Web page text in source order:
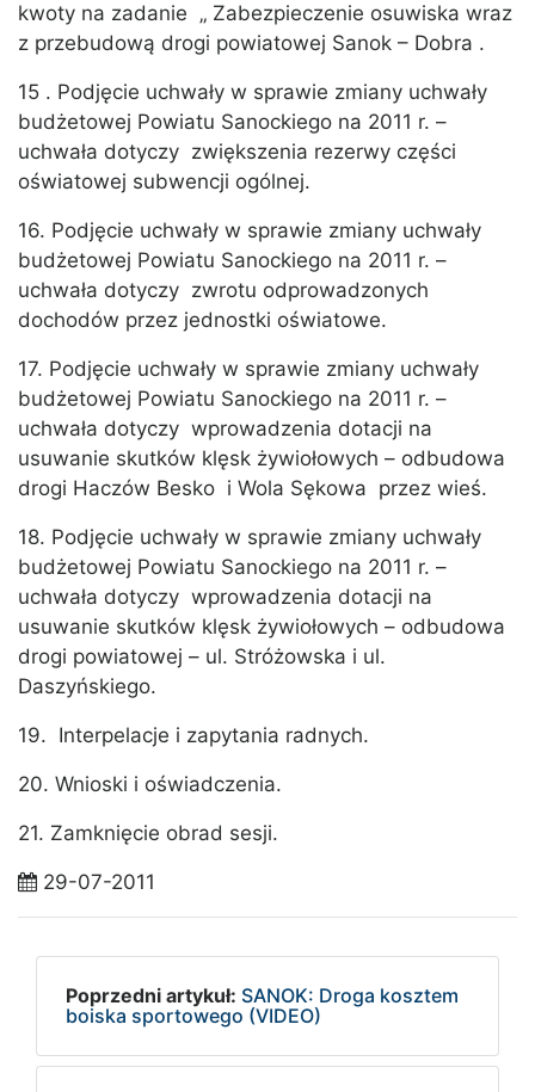
kwoty na zadanie „ Zabezpieczenie osuwiska wraz
z przebudową drogi powiatowej Sanok – Dobra .
15 . Podjęcie uchwały w sprawie zmiany uchwały
budżetowej Powiatu Sanockiego na 2011 r. –
uchwała dotyczy zwiększenia rezerwy części
oświatowej subwencji ogólnej.
16. Podjęcie uchwały w sprawie zmiany uchwały
budżetowej Powiatu Sanockiego na 2011 r. –
uchwała dotyczy zwrotu odprowadzonych
dochodów przez jednostki oświatowe.
17. Podjęcie uchwały w sprawie zmiany uchwały
budżetowej Powiatu Sanockiego na 2011 r. –
uchwała dotyczy wprowadzenia dotacji na
usuwanie skutków klęsk żywiołowych – odbudowa
drogi Haczów Besko i Wola Sękowa przez wieś.
18. Podjęcie uchwały w sprawie zmiany uchwały
budżetowej Powiatu Sanockiego na 2011 r. –
uchwała dotyczy wprowadzenia dotacji na
usuwanie skutków klęsk żywiołowych – odbudowa
drogi powiatowej – ul. Stróżowska i ul.
Daszyńskiego.
19. Interpelacje i zapytania radnych.
20. Wnioski i oświadczenia.
21. Zamknięcie obrad sesji.
29-07-2011
Poprzedni artykuł: SANOK: Droga kosztem
boiska sportowego (VIDEO)